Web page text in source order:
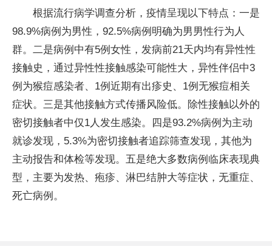
根据流行病学调查分析，疫情呈现以下特点：一是
98.9%病例为男性，92.5%病例明确为男男性行为人
群。二是病例中有5例女性，发病前21天内均有异性性
接触史，通过异性性接触感染可能性大，异性伴侣中3
例为猴痘感染者、1例近期有出疹史、1例无猴痘相关
症状。三是其他接触方式传播风险低。除性接触以外的
密切接触者中仅1人发生感染。四是93.2%病例为主动
就诊发现，5.3%为密切接触者追踪筛查发现，其他为
主动报告和体检等发现。五是绝大多数病例临床表现典
型，主要为发热、疱疹、淋巴结肿大等症状，无重症、
死亡病例。